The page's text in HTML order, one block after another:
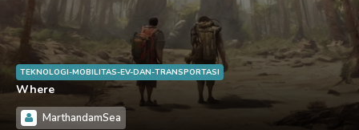
TEKNOLOGI-MOBILITAS-EV-DAN-TRANSPORTASI
Where
MarthandamSea